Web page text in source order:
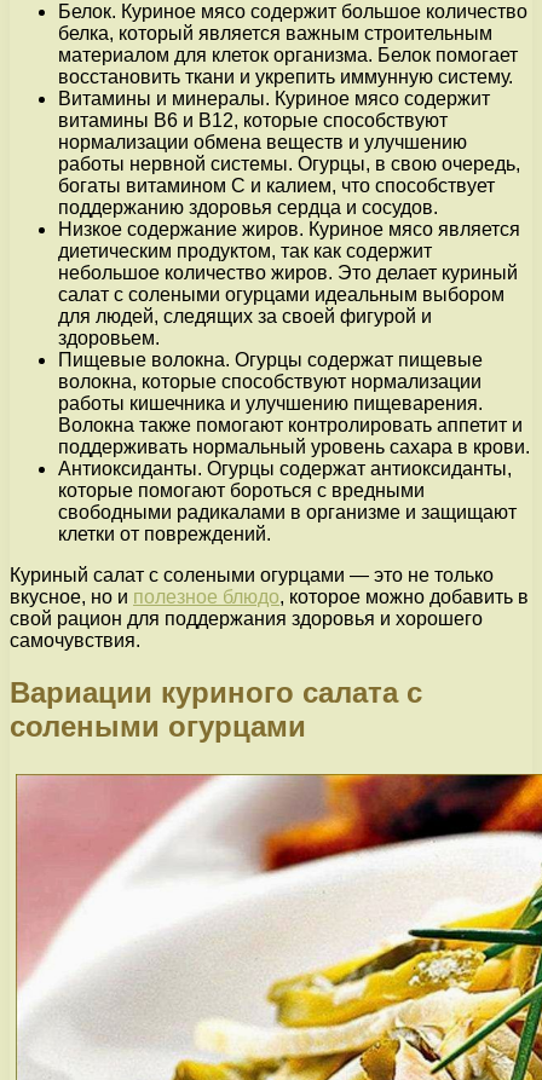
Белок. Куриное мясо содержит большое количество
белка, который является важным строительным
материалом для клеток организма. Белок помогает
восстановить ткани и укрепить иммунную систему.
Витамины и минералы. Куриное мясо содержит
витамины В6 и В12, которые способствуют
нормализации обмена веществ и улучшению
работы нервной системы. Огурцы, в свою очередь,
богаты витамином С и калием, что способствует
поддержанию здоровья сердца и сосудов.
Низкое содержание жиров. Куриное мясо является
диетическим продуктом, так как содержит
небольшое количество жиров. Это делает куриный
салат с солеными огурцами идеальным выбором
для людей, следящих за своей фигурой и
здоровьем.
Пищевые волокна. Огурцы содержат пищевые
волокна, которые способствуют нормализации
работы кишечника и улучшению пищеварения.
Волокна также помогают контролировать аппетит и
поддерживать нормальный уровень сахара в крови.
Антиоксиданты. Огурцы содержат антиоксиданты,
которые помогают бороться с вредными
свободными радикалами в организме и защищают
клетки от повреждений.
Куриный салат с солеными огурцами — это не только
вкусное, но и полезное блюдо, которое можно добавить в
свой рацион для поддержания здоровья и хорошего
самочувствия.
Вариации куриного салата с
солеными огурцами